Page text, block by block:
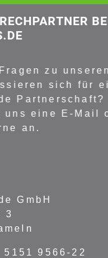
zu
sich für
Partnerschaft?
uns eine E-Mail
an.
GmbH
3
9566-22